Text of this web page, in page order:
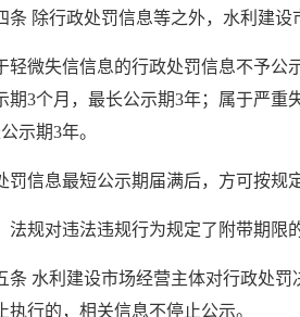
条 除行政处罚信息等之外，水利建
轻微失信信息的行政处罚信息不予
期3个月，最长公示期3年；属于严重
示期3年。
罚信息最短公示期届满后，方可按规
法规对违法违规行为规定了附带期限
条 水利建设市场经营主体对行政处
执行的，相关信息不停止公示。